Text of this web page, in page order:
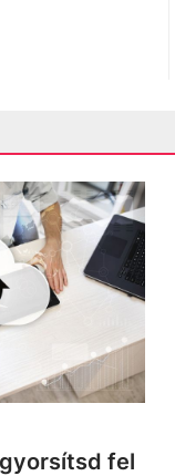
fel